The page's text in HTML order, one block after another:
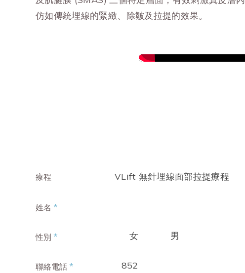
仿如傳統埋線的緊緻、除皺及拉提的效果。
療程 VLift 無針埋線面部拉提療程
姓名 *
性別 * 女 男
聯絡電話 * 852